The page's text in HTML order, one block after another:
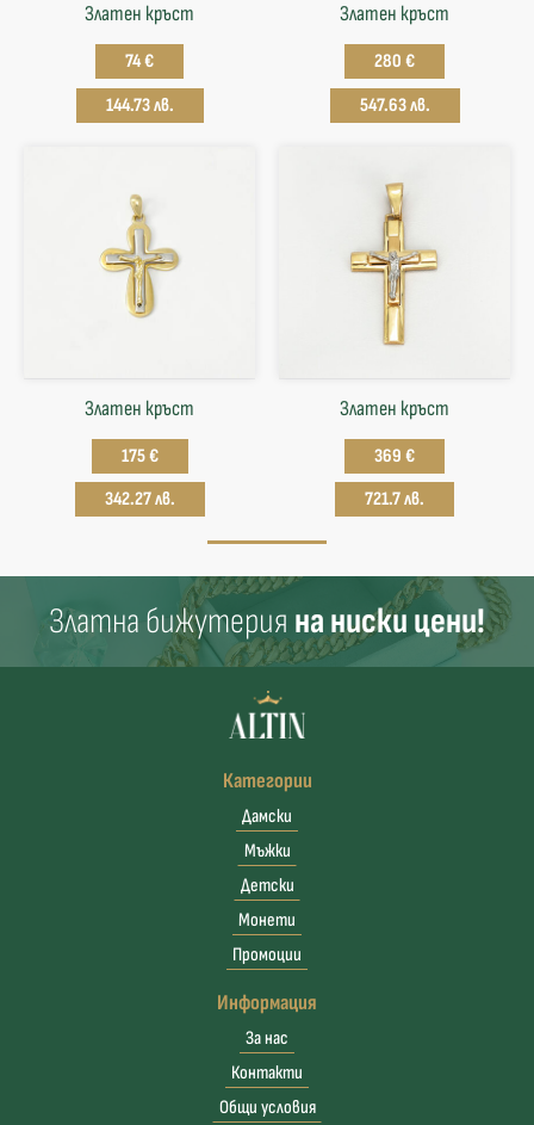
Златен кръст
74 €
144.73 лв.
Златен кръст
280 €
547.63 лв.
Златен кръст
175 €
342.27 лв.
Златен кръст
369 €
721.7 лв.
Златна бижутерия на ниски цени!
Категории
Дамски
Мъжки
Детски
Монети
Промоции
Информация
За нас
Контакти
Общи условия